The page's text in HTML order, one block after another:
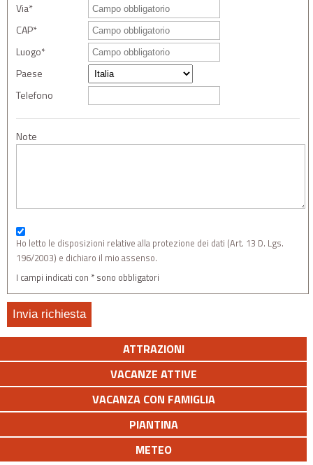
Via*
CAP*
Luogo*
Paese
Telefono
Note
Ho letto le disposizioni relative alla protezione dei dati (Art. 13 D. Lgs.
196/2003) e dichiaro il mio assenso.
I campi indicati con * sono obbligatori
ATTRAZIONI
VACANZE ATTIVE
VACANZA CON FAMIGLIA
PIANTINA
METEO